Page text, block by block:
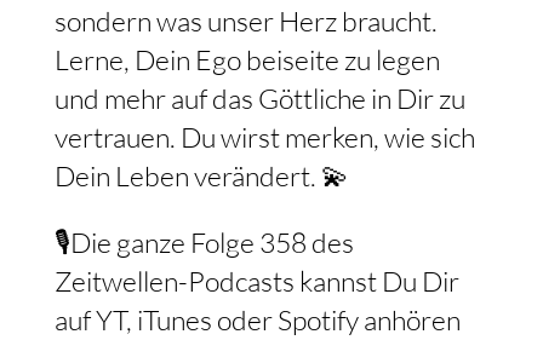
sondern was unser Herz braucht.
Lerne, Dein Ego beiseite zu legen
und mehr auf das Göttliche in Dir zu
vertrauen. Du wirst merken, wie sich
Dein Leben verändert. 💫
🎙️Die ganze Folge 358 des
Zeitwellen-Podcasts kannst Du Dir
auf YT, iTunes oder Spotify anhören